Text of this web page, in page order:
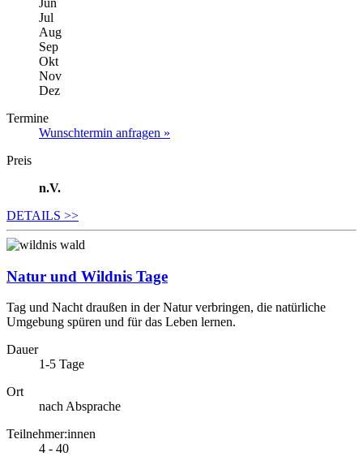
Jul
Aug
Sep
Okt
Nov
Dez
Termine
Wunschtermin anfragen »
Preis
n.V.
DETAILS >>
Natur und Wildnis Tage
Tag und Nacht draußen in der Natur verbringen, die natürliche
Umgebung spüren und für das Leben lernen.
Dauer
1-5 Tage
Ort
nach Absprache
Teilnehmer:innen
4 - 40